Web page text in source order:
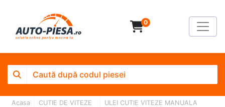
0
Acasa CUTIE DE VITEZE
ULEI CUTIE VITEZE MANUALA